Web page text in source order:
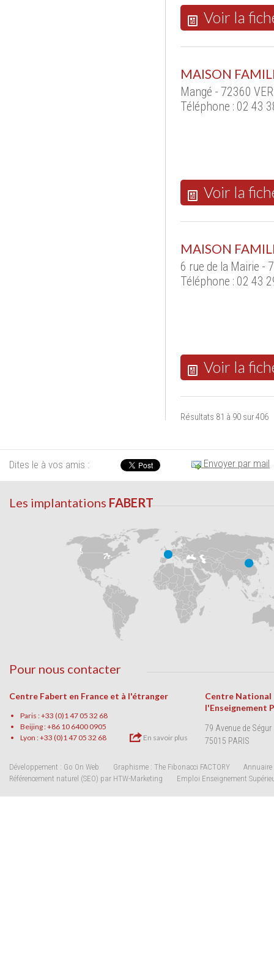
Voir la
MAISON
Mangé - 72360
Téléphone : 02 43
Voir la
MAISON
6 rue de la Mairie -
Téléphone : 02 43
Voir la
Résultats 81 à 90 sur 406
Dites le à vos amis : Envoyer par mail
Les implantations FABERT
Pour nous contacter
Centre Fabert en France et à l'étranger
Paris : +33 (0)1 47 05 32 68
Beijing : +86 10 6400 0905
Lyon : +33 (0)1 47 05 32 68
En savoir plus
Centre National
l'Enseignement
79 Avenue de Ségur
75015 PARIS
Développement : Go On Web Graphisme : The Fibonacci FACTORY
Annuaire
Référencement naturel (SEO) par HTW-Marketing
Emploi Enseignement